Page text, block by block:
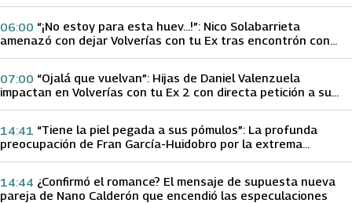
“¡No estoy para esta huev…!”: Nico Solabarrieta
amenazó con dejar Volverías con tu Ex tras encontrón con
06:00
“Ojalá que vuelvan”: Hijas de Daniel Valenzuela
impactan en Volverías con tu Ex 2 con directa petición a su
07:00
“Tiene la piel pegada a sus pómulos”: La profunda
preocupación de Fran García-Huidobro por la extrema
14:41
¿Confirmó el romance? El mensaje de supuesta nueva
pareja de Nano Calderón que encendió las especulaciones
14:44